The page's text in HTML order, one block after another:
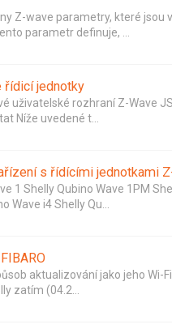
Z-wave parametry, které jsou
parametr definuje, ...
řídicí jednotky
uživatelské rozhraní Z-Wave
Níže uvedené t...
s řídícími jednotkami
1 Shelly Qubino Wave 1PM
Wave i4 Shelly Qu...
aktualizování jako jeho Wi-
zatím (04.2...